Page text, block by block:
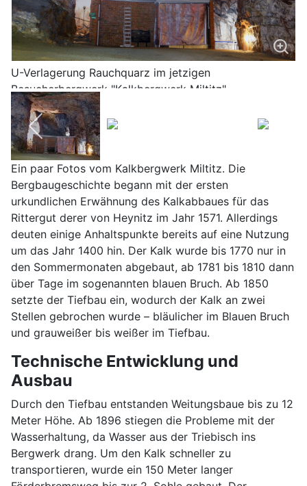
U-Verlagerung Rauchquarz im jetzigen
Besucherbergwerk "Kalkbergwerk Miltitz"
Ein paar Fotos vom Kalkbergwerk Miltitz. Die
Bergbaugeschichte begann mit der ersten
urkundlichen Erwähnung des Kalkabbaues für das
Rittergut derer von Heynitz im Jahr 1571. Allerdings
deuten einige Anhaltspunkte bereits auf eine Nutzung
um das Jahr 1400 hin. Der Kalk wurde bis 1770 nur in
den Sommermonaten abgebaut, ab 1781 bis 1810 dann
über Tage im sogenannten blauen Bruch. Ab 1850
setzte der Tiefbau ein, wodurch der Kalk an zwei
Stellen gebrochen wurde – bläulicher im Blauen Bruch
und grauweißer bis weißer im Tiefbau.
Technische Entwicklung und
Ausbau
Durch den Tiefbau entstanden Weitungsbaue bis zu 12
Meter Höhe. Ab 1896 stiegen die Probleme mit der
Wasserhaltung, da Wasser aus der Triebisch ins
Bergwerk drang. Um den Kalk schneller zu
transportieren, wurde ein 150 Meter langer